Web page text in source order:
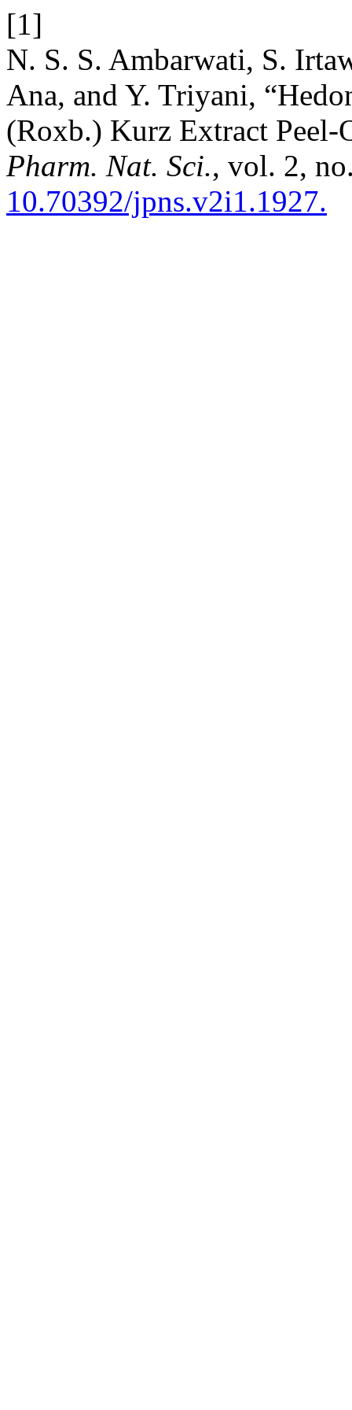
[1]
N. S. S. Ambarwati, S.
Ana, and Y. Triyani,
(Roxb.) Kurz Extract
Pharm. Nat. Sci., vol. 2,
10.70392/jpns.v2i1.1927.